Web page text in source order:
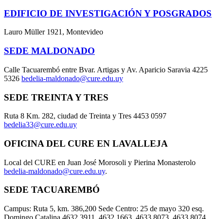
EDIFICIO DE INVESTIGACIÓN Y POSGRADOS
Lauro Müller 1921, Montevideo
SEDE MALDONADO
Calle Tacuarembó entre Bvar. Artigas y Av. Aparicio Saravia 4225
5326 bedelia-maldonado@cure.edu.uy
SEDE TREINTA Y TRES
Ruta 8 Km. 282, ciudad de Treinta y Tres 4453 0597
bedelia33@cure.edu.uy
OFICINA DEL CURE EN LAVALLEJA
Local del CURE en Juan José Morosoli y Pierina Monasterolo
bedelia-maldonado@cure.edu.uy.
SEDE TACUAREMBÓ
Campus: Ruta 5, km. 386,200 Sede Centro: 25 de mayo 320 esq.